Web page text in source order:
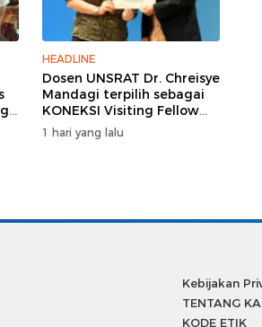
HEADLINE
Dosen UNSRAT Dr. Chreisye
Mandagi terpilih sebagai
KONEKSI Visiting Fellow
2026 di Australia
1 hari yang lalu
Kebijakan
TENTANG
KODE ETIK